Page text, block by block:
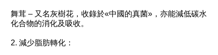
舞茸 – 又名灰樹花，收錄於«中國的真菌»，亦能減低碳水
化合物的消化及吸收。
2. 減少脂肪轉化：